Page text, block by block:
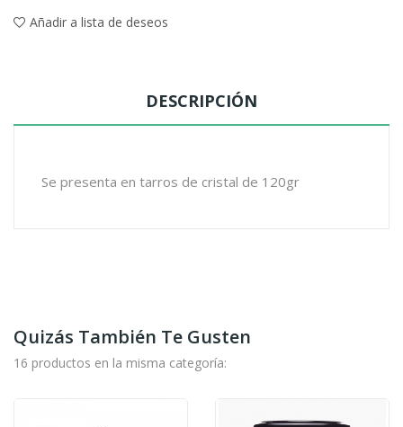
Añadir a lista de deseos
DESCRIPCIÓN
Se presenta en tarros de cristal de 120gr
Quizás También Te Gusten
16 productos en la misma categoría: